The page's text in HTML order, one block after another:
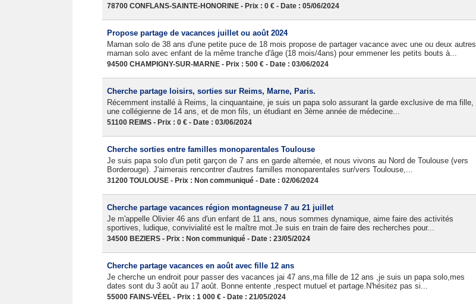
78700 CONFLANS-SAINTE-HONORINE - Prix : 0 € - Date : 05/06/2024
Propose partage de vacances juillet ou août 2024
Maman solo de 38 ans d'une petite puce de 18 mois propose de partager vacance avec une ou deux autres
maman solo avec enfant de la même tranche d'âge (18 mois/4ans) pour emmener les petits bouts à...
94500 CHAMPIGNY-SUR-MARNE - Prix : 500 € - Date : 03/06/2024
Cherche partage loisirs, sorties sur Reims, Marne, Paris.
Récemment installé à Reims, la cinquantaine, je suis un papa solo assurant la garde exclusive de ma fille,
une collégienne de 14 ans, et de mon fils, un étudiant en 3ème année de médecine...
51100 REIMS - Prix : 0 € - Date : 03/06/2024
Cherche sorties entre familles monoparentales Toulouse
Je suis papa solo d'un petit garçon de 7 ans en garde alternée, et nous vivons au Nord de Toulouse (vers
Borderouge). J'aimerais rencontrer d'autres familles monoparentales sur/vers Toulouse,...
31200 TOULOUSE - Prix : Non communiqué - Date : 02/06/2024
Cherche partage vacances région montagneuse 7 au 21 juillet
Je m'appelle Olivier 46 ans d'un enfant de 11 ans, nous sommes dynamique, aime faire des activités
sportives, ludique, convivialité est le maître mot.Je suis en train de faire des recherches pour...
34500 BEZIERS - Prix : Non communiqué - Date : 23/05/2024
Cherche partage vacances en août avec fille 12 ans
Je cherche un endroit pour passer des vacances jai 47 ans,ma fille de 12 ans ,je suis un papa solo,mes
dates sont du 3 août au 17 août. Bonne entente ,respect mutuel et partage.N'hésitez pas si...
55000 FAINS-VÉEL - Prix : 1 000 € - Date : 21/05/2024